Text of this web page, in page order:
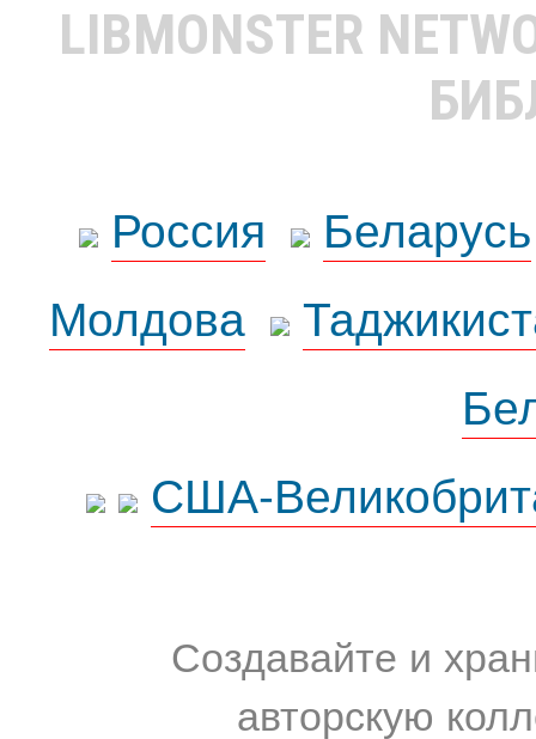
LIBMONSTER
Россия
Беларусь
Молдова
США-
Создавайте и
авторскую